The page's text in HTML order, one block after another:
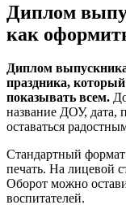
Диплом
как
Диплом
праздника, который
показывать всем.
название ДОУ,
оставаться
Стандартный
печать. На лицевой
Оборот можно
воспитателей.